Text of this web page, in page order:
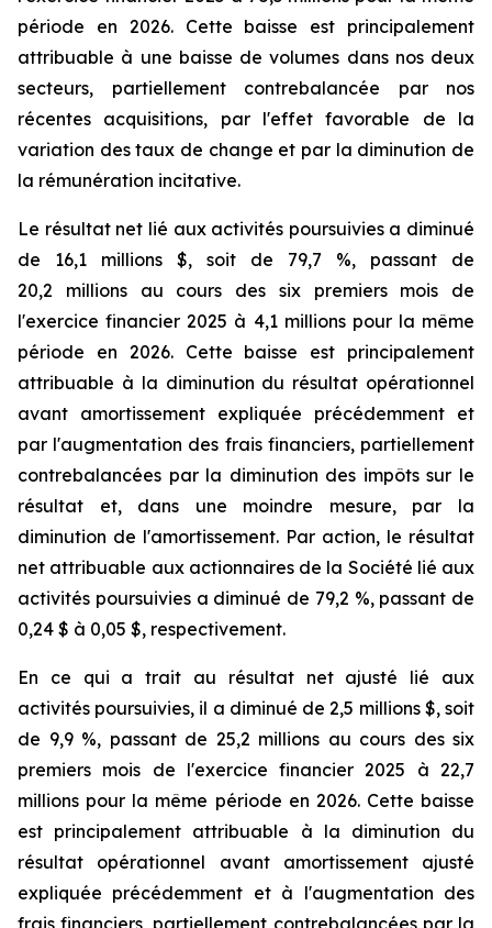
période en 2026. Cette baisse est principalement
attribuable à une baisse de volumes dans nos deux
secteurs, partiellement contrebalancée par nos
récentes acquisitions, par l'effet favorable de la
variation des taux de change et par la diminution de
la rémunération incitative.
Le résultat net lié aux activités poursuivies a diminué
de 16,1 millions $, soit de 79,7 %, passant de
20,2 millions au cours des six premiers mois de
l'exercice financier 2025 à 4,1 millions pour la même
période en 2026. Cette baisse est principalement
attribuable à la diminution du résultat opérationnel
avant amortissement expliquée précédemment et
par l'augmentation des frais financiers, partiellement
contrebalancées par la diminution des impôts sur le
résultat et, dans une moindre mesure, par la
diminution de l'amortissement. Par action, le résultat
net attribuable aux actionnaires de la Société lié aux
activités poursuivies a diminué de 79,2 %, passant de
0,24 $ à 0,05 $, respectivement.
En ce qui a trait au résultat net ajusté lié aux
activités poursuivies, il a diminué de 2,5 millions $, soit
de 9,9 %, passant de 25,2 millions au cours des six
premiers mois de l'exercice financier 2025 à 22,7
millions pour la même période en 2026. Cette baisse
est principalement attribuable à la diminution du
résultat opérationnel avant amortissement ajusté
expliquée précédemment et à l'augmentation des
frais financiers, partiellement contrebalancées par la